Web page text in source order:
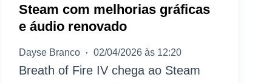
Steam com melhorias gráficas
e áudio renovado
Dayse Branco 02/04/2026 às 12:20
Breath of Fire IV chega ao Steam